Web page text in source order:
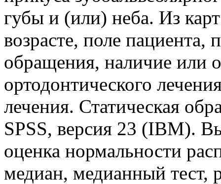
губы и (или) неба. Из
возрасте, поле пациента,
обращения, наличие или
ортодонтического
лечения. Статическая
SPSS, версия 23 (IBM).
оценка нормальности
медиан, медианный тест,